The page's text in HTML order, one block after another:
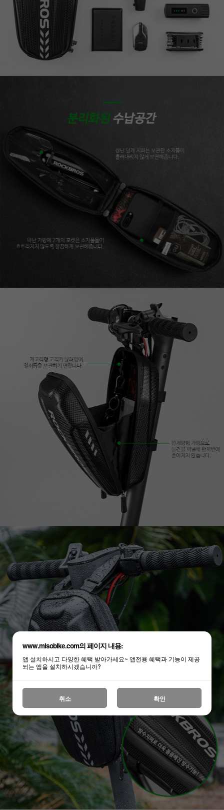
www.misobike.com의 페이지 내용:
앱 설치하시고 다양한 혜택 받아가세요~ 앱전용 혜택과 기능이 제공
되는 앱을 설치하시겠습니까?
취소 확인